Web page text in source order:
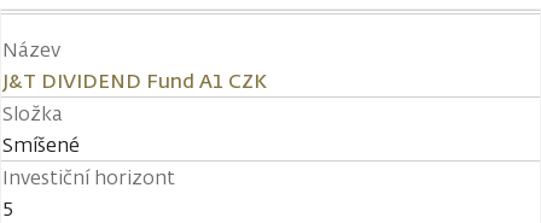
Název
J&T DIVIDEND Fund A1 CZK
Složka
Smíšené
Investiční horizont
5